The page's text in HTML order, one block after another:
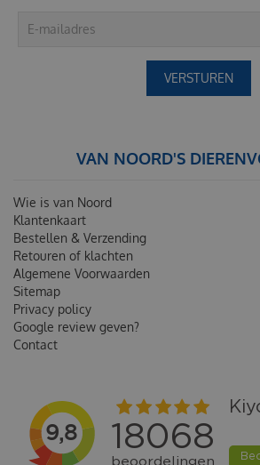
VAN NOORD'S
Wie is van Noord
Klantenkaart
Bestellen & Verzending
Retouren of klachten
Algemene Voorwaarden
Sitemap
Privacy policy
Google review geven?
Contact